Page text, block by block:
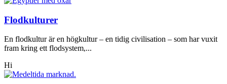
Flodkulturer
En flodkultur är en högkultur – en tidig civilisation – som har vuxit
fram kring ett flodsystem,...
Hi